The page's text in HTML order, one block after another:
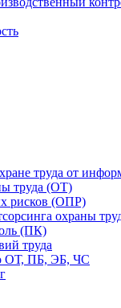
труда от
труда (ОТ)
рисков (ОПР)
охраны
(ПК)
труда
ОТ, ПБ, ЭБ, ЧС